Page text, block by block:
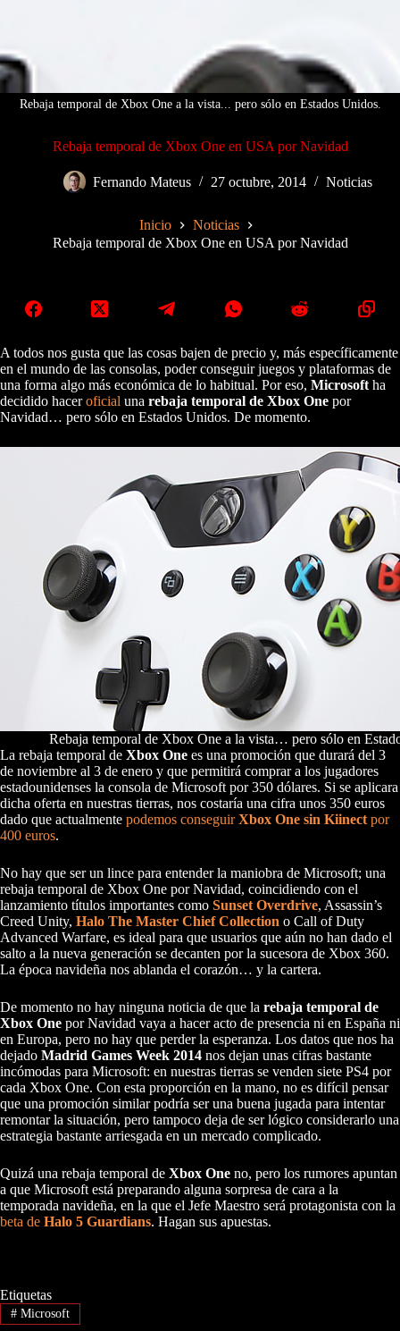
Rebaja temporal de Xbox One a la vista... pero sólo en Estados Unidos.
Rebaja temporal de Xbox One en USA por Navidad
Fernando Mateus 27 octubre, 2014 Noticias
Inicio
Noticias
Rebaja temporal de Xbox One en USA por Navidad
A todos nos gusta que las cosas bajen de precio y, más específicamente
en el mundo de las consolas, poder conseguir juegos y plataformas de
una forma algo más económica de lo habitual. Por eso, Microsoft ha
decidido haceroficial una rebaja temporal de Xbox One por
Navidad… pero sólo en Estados Unidos. De momento.
Rebaja temporal de Xbox One a la vista… pero sólo en
La rebaja temporal de Xbox One es una promoción que durará del 3
de noviembre al 3 de enero y que permitirá comprar a los jugadores
estadounidenses la consola de Microsoft por 350 dólares. Si se aplicara
dicha oferta en nuestras tierras, nos costaría una cifra unos 350 euros
dado que actualmente podemos conseguirXbox One sin Kiinect por
400 euros.
No hay que ser un lince para entender la maniobra de Microsoft; una
rebaja temporal de Xbox One por Navidad, coincidiendo con el
lanzamiento títulos importantes como Sunset Overdrive, Assassin’s
Creed Unity, Halo The Master Chief Collection o Call of Duty
Advanced Warfare, es ideal para que usuarios que aún no han dado el
salto a la nueva generación se decanten por la sucesora de Xbox 360.
La época navideña nos ablanda el corazón… y la cartera.
De momento no hay ninguna noticia de que la rebaja temporal de
Xbox One por Navidad vaya a hacer acto de presencia ni en España ni
en Europa, pero no hay que perder la esperanza. Los datos que nos ha
dejado Madrid Games Week 2014 nos dejan unas cifras bastante
incómodas para Microsoft: en nuestras tierras se venden siete PS4 por
cada Xbox One. Con esta proporción en la mano, no es difícil pensar
que una promoción similar podría ser una buena jugada para intentar
remontar la situación, pero tampoco deja de ser lógico considerarlo una
estrategia bastante arriesgada en un mercado complicado.
Quizá una rebaja temporal de Xbox One no, pero los rumores apuntan
a que Microsoft está preparando alguna sorpresa de cara a la
temporada navideña, en la que el Jefe Maestro será protagonista con la
beta de Halo 5 Guardians. Hagan sus apuestas.
Etiquetas
#Microsoft